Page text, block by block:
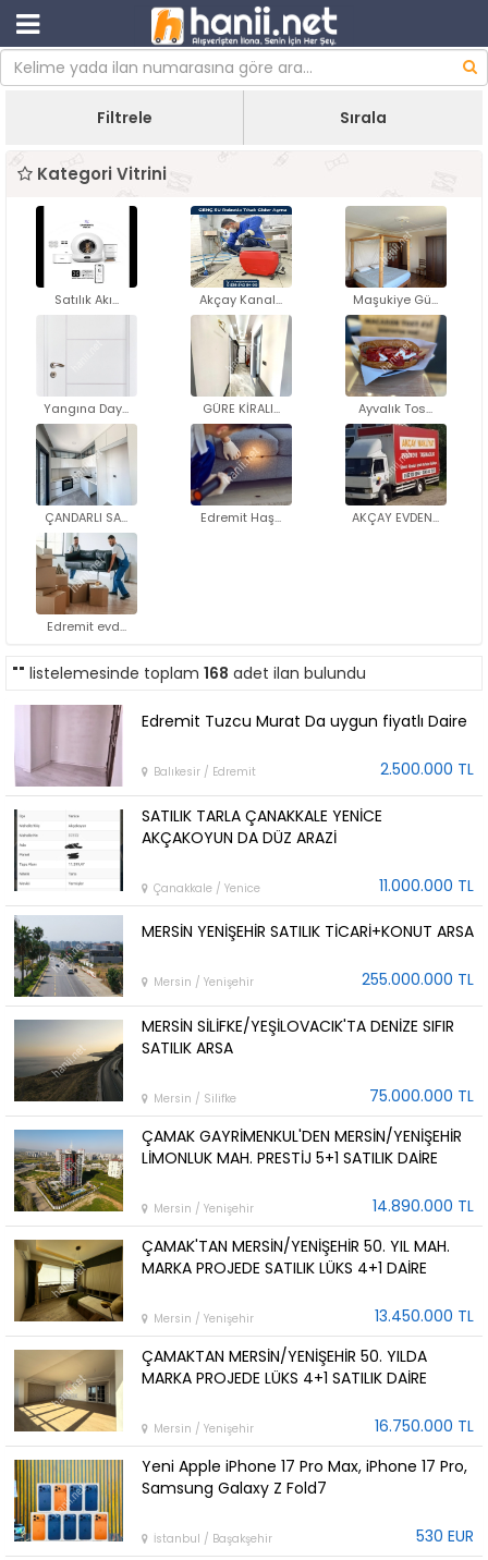
Filtrele Sırala
Kategori Vitrini
Satılık Akı... Akçay Kanal... Maşukiye Gü...
Yangına Day... GÜRE KİRALI... Ayvalık Tos...
ÇANDARLI SA... Edremit Haş... AKÇAY EVDEN...
Edremit evd...
"" listelemesinde toplam 168 adet ilan bulundu
Edremit Tuzcu Murat Da uygun fiyatlı Daire
Balıkesir / Edremit 2.500.000 TL
SATILIK TARLA ÇANAKKALE YENİCE
AKÇAKOYUN DA DÜZ ARAZİ
Çanakkale / Yenice 11.000.000 TL
MERSİN YENİŞEHİR SATILIK TİCARİ+KONUT ARSA
Mersin / Yenişehir 255.000.000 TL
MERSİN SİLİFKE/YEŞİLOVACIK'TA DENİZE SIFIR
SATILIK ARSA
Mersin / Silifke
75.000.000 TL
ÇAMAK GAYRİMENKUL'DEN MERSİN/YENİŞEHİR
LİMONLUK MAH. PRESTİJ 5+1 SATILIK DAİRE
Mersin / Yenişehir
14.890.000 TL
ÇAMAK'TAN MERSİN/YENİŞEHİR 50. YIL MAH.
MARKA PROJEDE SATILIK LÜKS 4+1 DAİRE
Mersin / Yenişehir
13.450.000 TL
ÇAMAKTAN MERSİN/YENİŞEHİR 50. YILDA
MARKA PROJEDE LÜKS 4+1 SATILIK DAİRE
Mersin / Yenişehir
16.750.000 TL
Yeni Apple iPhone 17 Pro Max, iPhone 17 Pro,
Samsung Galaxy Z Fold7
İstanbul / Başakşehir
530 EUR